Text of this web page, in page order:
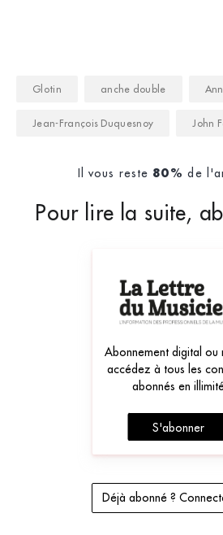
Glotin anche double
Jean-François Duquesnoy John
Il vous reste 80% de
Pour lire la suite,
Abonnement digital ou
accédez à tous les
abonnés en
S'abonner
Déjà abonné ?